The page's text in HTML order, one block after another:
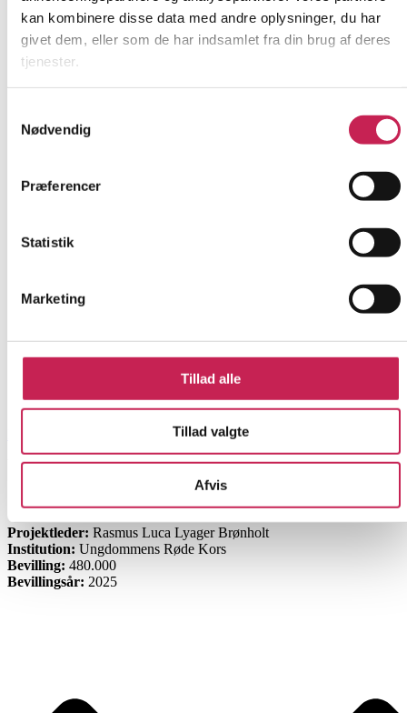
kan kombinere disse data med andre oplysninger, du har
givet dem, eller som de har indsamlet fra din brug af deres
tjenester.
Nødvendig
Præferencer
Statistik
Marketing
Tillad alle
Tillad valgte
Afvis
Ungdommens Røde Kors’ Fortællerkorps
Projektleder: Rasmus Luca Lyager Brønholt
Institution: Ungdommens Røde Kors
Bevilling: 480.000
Bevillingsår: 2025